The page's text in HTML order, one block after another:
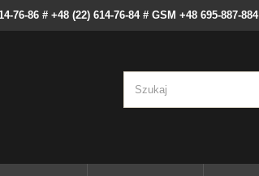
76-86 # +48 (22) 614-76-84 # GSM +48 695-887-884